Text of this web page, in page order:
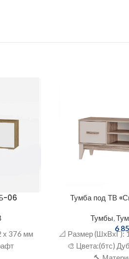
06
х 376 мм
Тумба под ТВ
Тумбы ,
6
📐 Размер (ШxВхГ):
🎨 Цвета:(бтс)